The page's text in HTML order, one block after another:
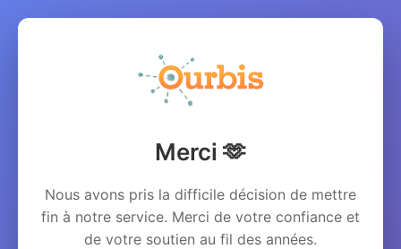
Merci 🫶
Nous avons pris la difficile décision de mettre
fin à notre service. Merci de votre confiance et
de votre soutien au fil des années.